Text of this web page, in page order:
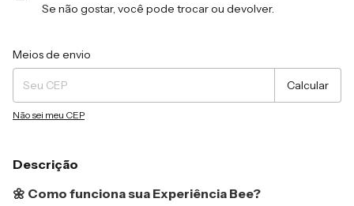
Se não gostar, você pode trocar ou devolver.
Entregas para o CEP:
Meios de envio
Calcular
Não sei meu CEP
Descrição
🌼 Como funciona sua Experiência Bee?